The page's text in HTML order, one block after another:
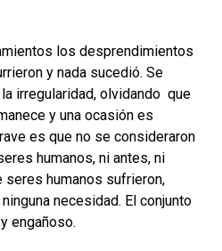
los desprendimientos
y nada sucedió. Se
irregularidad, olvidando que
y una ocasión es
es que no se consideraron
humanos, ni antes, ni
humanos sufrieron,
necesidad. El conjunto
engañoso.